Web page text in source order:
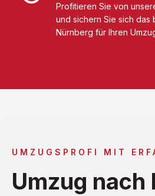
Profitieren Sie von
und sichern Sie sich das
Nürnberg für Ihren
UMZUGSPROFI MIT
Umzug nach